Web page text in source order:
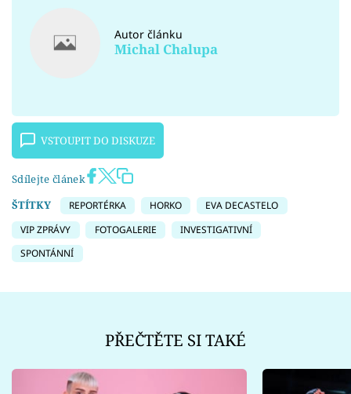
Autor článku
Michal Chalupa
VSTOUPIT DO DISKUZE
Sdílejte článek
ŠTÍTKY
REPORTÉRKA HORKO
EVA DECASTELO
VIP ZPRÁVY
FOTOGALERIE
INVESTIGATIVNÍ
SPONTÁNNÍ
PŘEČTĚTE SI TAKÉ